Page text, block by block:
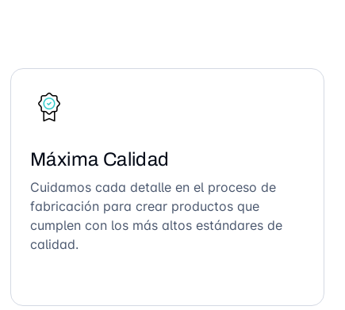
Máxima Calidad
Cuidamos cada detalle en el proceso de
fabricación para crear productos que
cumplen con los más altos estándares de
calidad.